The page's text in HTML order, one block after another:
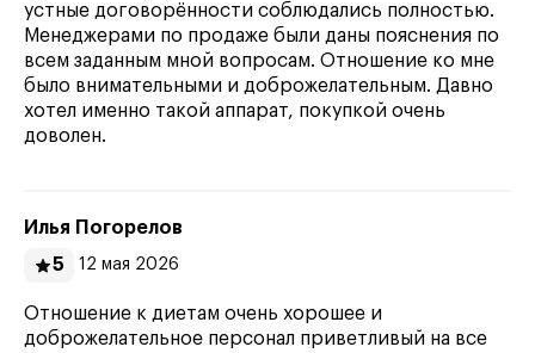
устные договорённости соблюдались полностью.
Менеджерами по продаже были даны пояснения по
всем заданным мной вопросам. Отношение ко мне
было внимательными и доброжелательным. Давно
хотел именно такой аппарат, покупкой очень
доволен.
Илья Погорелов
5
12 мая 2026
Отношение к диетам очень хорошее и
доброжелательное персонал приветливый на все